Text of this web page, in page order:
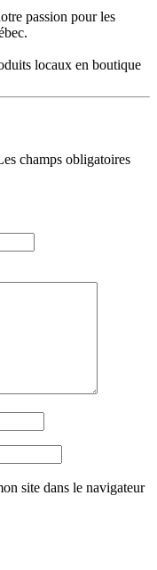
passion pour les
locaux en boutique
champs obligatoires
site dans le navigateur